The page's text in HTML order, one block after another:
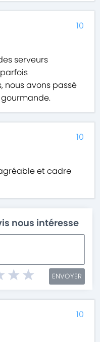
serveurs
nous avons passé
10
et cadre
10
nous intéresse
ENVOYER
10